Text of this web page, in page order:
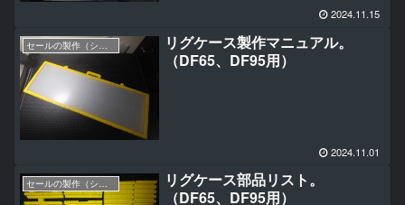
2024.11.15
セールの製作（シングルパネル編）
リグケース製作マニュアル。
（DF65、DF95用）
2024.11.01
リグケース部品リスト。
（DF65、DF95用）